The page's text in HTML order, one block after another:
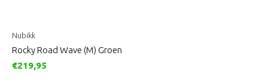
Nubikk
Rocky Road Wave (M) Groen
€219,95